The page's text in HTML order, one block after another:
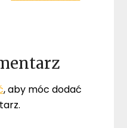
, aby móc dodać